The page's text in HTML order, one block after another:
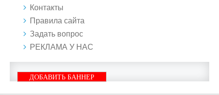
Контакты
Правила сайта
Задать вопрос
РЕКЛАМА У НАС
ДОБАВИТЬ БАННЕР